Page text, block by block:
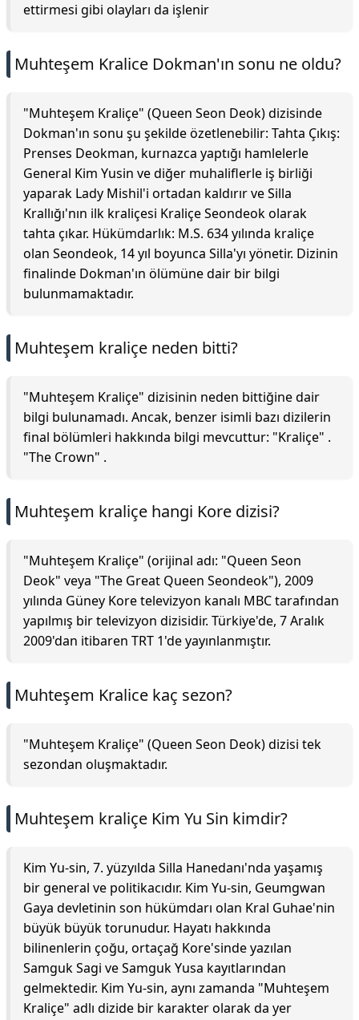
ettirmesi gibi olayları da işlenir
Muhteşem Kralice Dokman'ın sonu ne oldu?
"Muhteşem Kraliçe" (Queen Seon Deok) dizisinde
Dokman'ın sonu şu şekilde özetlenebilir: Tahta Çıkış:
Prenses Deokman, kurnazca yaptığı hamlelerle
General Kim Yusin ve diğer muhaliflerle iş birliği
yaparak Lady Mishil'i ortadan kaldırır ve Silla
Krallığı'nın ilk kraliçesi Kraliçe Seondeok olarak
tahta çıkar. Hükümdarlık: M.S. 634 yılında kraliçe
olan Seondeok, 14 yıl boyunca Silla'yı yönetir. Dizinin
finalinde Dokman'ın ölümüne dair bir bilgi
bulunmamaktadır.
Muhteşem kraliçe neden bitti?
"Muhteşem Kraliçe" dizisinin neden bittiğine dair
bilgi bulunamadı. Ancak, benzer isimli bazı dizilerin
final bölümleri hakkında bilgi mevcuttur: "Kraliçe" .
"The Crown" .
Muhteşem kraliçe hangi Kore dizisi?
"Muhteşem Kraliçe" (orijinal adı: "Queen Seon
Deok" veya "The Great Queen Seondeok"), 2009
yılında Güney Kore televizyon kanalı MBC tarafından
yapılmış bir televizyon dizisidir. Türkiye'de, 7 Aralık
2009'dan itibaren TRT 1'de yayınlanmıştır.
Muhteşem Kralice kaç sezon?
"Muhteşem Kraliçe" (Queen Seon Deok) dizisi tek
sezondan oluşmaktadır.
Muhteşem kraliçe Kim Yu Sin kimdir?
Kim Yu-sin, 7. yüzyılda Silla Hanedanı'nda yaşamış
bir general ve politikacıdır. Kim Yu-sin, Geumgwan
Gaya devletinin son hükümdarı olan Kral Guhae'nin
büyük büyük torunudur. Hayatı hakkında
bilinenlerin çoğu, ortaçağ Kore'sinde yazılan
Samguk Sagi ve Samguk Yusa kayıtlarından
gelmektedir. Kim Yu-sin, aynı zamanda "Muhteşem
Kraliçe" adlı dizide bir karakter olarak da yer